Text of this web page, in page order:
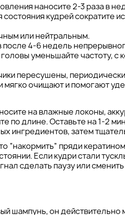
наносите 2-3 раза в
кудрей сократите
или нейтральным.
4-6 недель
уменьшайте частоту, с
пересушены,
мягко очищают и помогают
на влажные локоны,
по длине. Оставьте на 1-2
ингредиентов, затем
“накормить” пряди
Если кудри стали
сделать паузу или
шампунь, он